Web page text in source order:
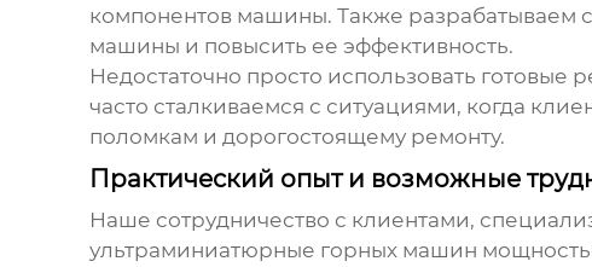
компонентов машины. Также разрабатываем
машины и повысить ее эффективность.
Недостаточно просто использовать
часто сталкиваемся с ситуациями, когда
поломкам и дорогостоящему ремонту.
Практический опыт и возможные
Наше сотрудничество с клиентами,
ультраминиатюрные горных машин